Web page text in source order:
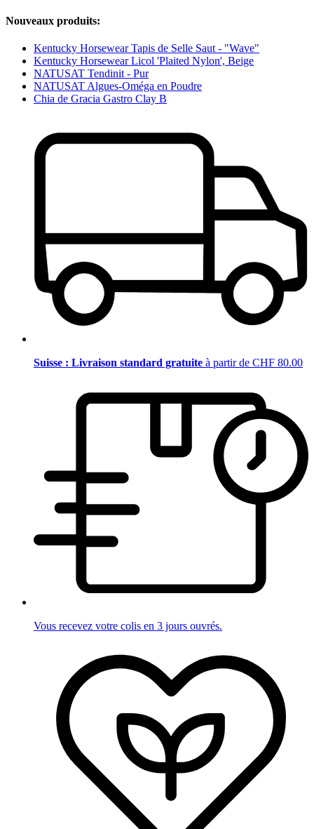
Nouveaux produits:
Kentucky Horsewear Tapis de Selle Saut - "Wave"
Kentucky Horsewear Licol 'Plaited Nylon', Beige
NATUSAT Tendinit - Pur
NATUSAT Algues-Oméga en Poudre
Chia de Gracia Gastro Clay B
Suisse : Livraison standard gratuite à partir de CHF 80.00
Vous recevez votre colis en 3 jours ouvrés.